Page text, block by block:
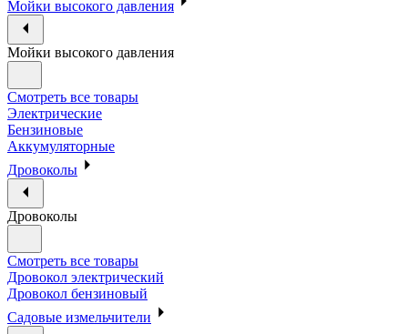
Мойки высокого давления
Мойки высокого давления
Смотреть все товары
Электрические
Бензиновые
Аккумуляторные
Дровоколы
Дровоколы
Смотреть все товары
Дровокол электрический
Дровокол бензиновый
Садовые измельчители